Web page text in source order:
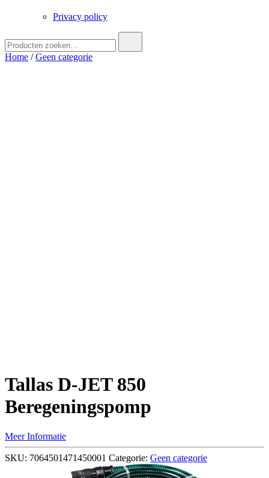
Privacy policy
naar:
Home /Geen categorie
Tallas D-JET 850
Beregeningspomp
Meer Informatie
SKU: 7064501471450001 Categorie: Geen categorie